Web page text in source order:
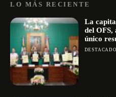
LO MÁS RECIENTE
La
del OFS,
único
DESTACADO